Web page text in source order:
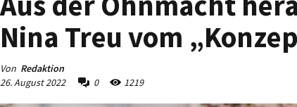
Nina Treu vom
Von Redaktion
26. August 2022
0 1219